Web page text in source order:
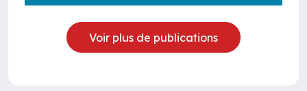
Voir plus de publications